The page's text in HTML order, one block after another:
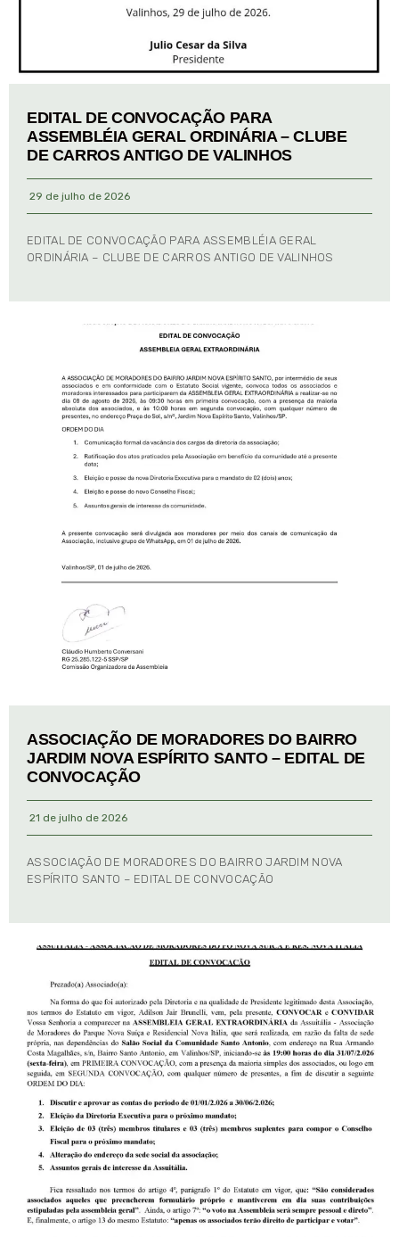
EDITAL DE CONVOCAÇÃO PARA
ASSEMBLÉIA GERAL ORDINÁRIA – CLUBE
DE CARROS ANTIGO DE VALINHOS
29 de julho de 2026
EDITAL DE CONVOCAÇÃO PARA ASSEMBLÉIA GERAL
ORDINÁRIA – CLUBE DE CARROS ANTIGO DE VALINHOS
ASSOCIAÇÃO DE MORADORES DO BAIRRO
JARDIM NOVA ESPÍRITO SANTO – EDITAL DE
CONVOCAÇÃO
21 de julho de 2026
ASSOCIAÇÃO DE MORADORES DO BAIRRO JARDIM NOVA
ESPÍRITO SANTO – EDITAL DE CONVOCAÇÃO